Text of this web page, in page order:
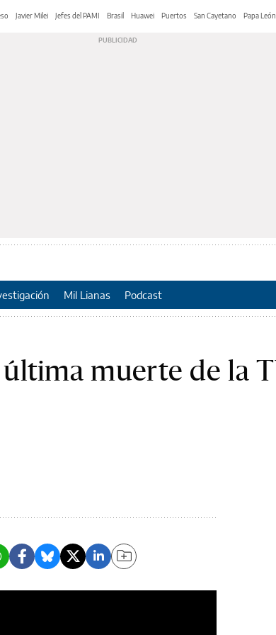
Javier Milei Jefes del PAMI Brasil Huawei Puertos San Cayetano Papa
Mil Lianas Podcast
muerte de la